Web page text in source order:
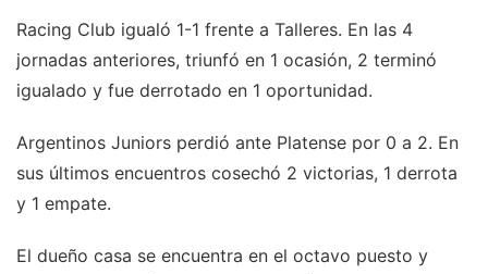
Racing Club igualó 1-1 frente a Talleres. En las 4
jornadas anteriores, triunfó en 1 ocasión, 2 terminó
igualado y fue derrotado en 1 oportunidad.
Argentinos Juniors perdió ante Platense por 0 a 2. En
sus últimos encuentros cosechó 2 victorias, 1 derrota
y 1 empate.
El dueño casa se encuentra en el octavo puesto y